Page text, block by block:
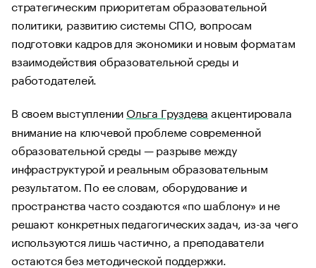
стратегическим приоритетам образовательной
политики, развитию системы СПО, вопросам
подготовки кадров для экономики и новым форматам
взаимодействия образовательной среды и
работодателей.
В своем выступлении Ольга Груздева акцентировала
внимание на ключевой проблеме современной
образовательной среды — разрыве между
инфраструктурой и реальным образовательным
результатом. По ее словам, оборудование и
пространства часто создаются «по шаблону» и не
решают конкретных педагогических задач, из-за чего
используются лишь частично, а преподаватели
остаются без методической поддержки.